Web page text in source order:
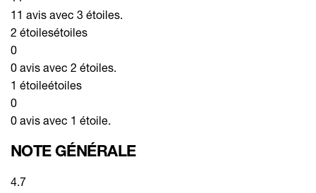
11 avis avec 3 étoiles.
2 étoilesétoiles
0
0 avis avec 2 étoiles.
1 étoileétoiles
0
0 avis avec 1 étoile.
NOTE GÉNÉRALE
4.7